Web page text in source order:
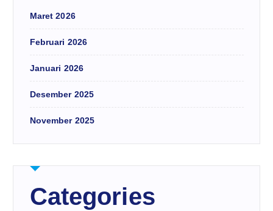
Maret 2026
Februari 2026
Januari 2026
Desember 2025
November 2025
Categories